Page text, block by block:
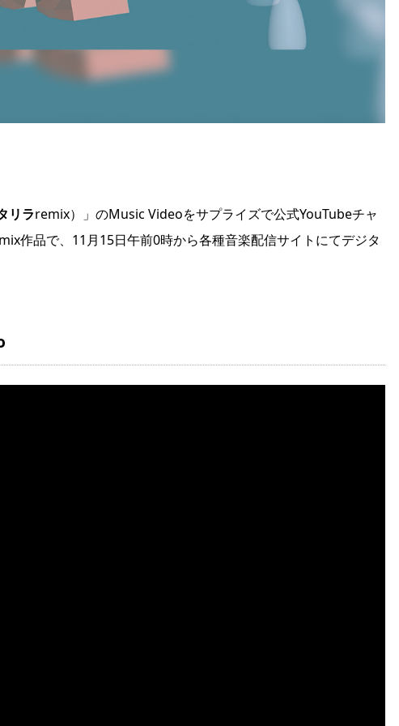
リラremix）」のMusic Videoをサプライズで公式YouTubeチャ
作品で、11月15日午前0時から各種音楽配信サイトにてデジタ